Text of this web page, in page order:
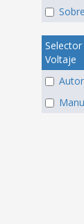
Selector
Voltaje